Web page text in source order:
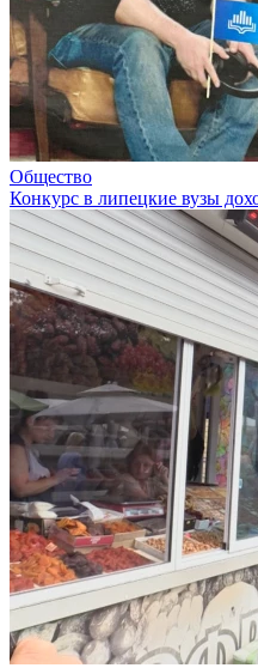
Общество
Конкурс в липецкие вузы